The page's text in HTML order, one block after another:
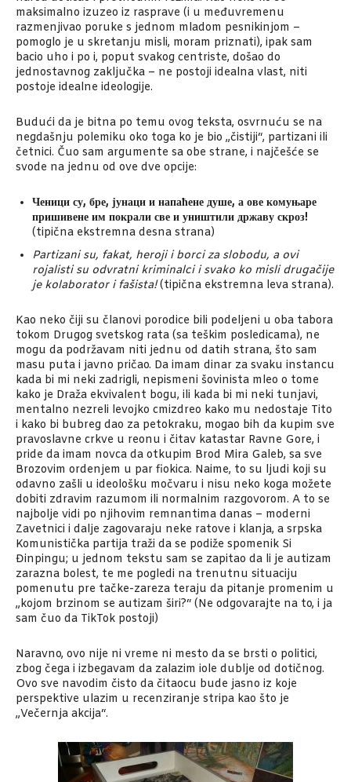
maksimalno izuzeo iz rasprave (i u međuvremenu
razmenjivao poruke s jednom mladom pesnikinjom –
pomoglo je u skretanju misli, moram priznati), ipak sam
bacio uho i po i, poput svakog centriste, došao do
jednostavnog zaključka – ne postoji idealna vlast, niti
postoje idealne ideologije.
Budući da je bitna po temu ovog teksta, osvrnuću se na
negdašnju polemiku oko toga ko je bio „čistiji“, partizani ili
četnici. Čuo sam argumente sa obe strane, i najčešće se
svode na jednu od ove dve opcije:
Ченици су, бре, јунаци и напаћене душе, а ове комуњаре
пришивене им покрали све и уништили државу скроз!
(tipična ekstremna desna strana)
Partizani su, fakat, heroji i borci za slobodu, a ovi
rojalisti su odvratni kriminalci i svako ko misli drugačije
je kolaborator i fašista!(tipična ekstremna leva strana).
Kao neko čiji su članovi porodice bili podeljeni u oba tabora
tokom Drugog svetskog rata (sa teškim posledicama), ne
mogu da podržavam niti jednu od datih strana, što sam
masu puta i javno pričao. Da imam dinar za svaku instancu
kada bi mi neki zadrigli, nepismeni šovinista mleo o tome
kako je Draža ekvivalent bogu, ili kada bi mi neki tunjavi,
mentalno nezreli levojko cmizdreo kako mu nedostaje Tito
i kako bi bubreg dao za petokraku, mogao bih da kupim sve
pravoslavne crkve u reonu i čitav katastar Ravne Gore, i
pride da imam novca da otkupim Brod Mira Galeb, sa sve
Brozovim ordenjem u par fiokica. Naime, to su ljudi koji su
odavno zašli u ideološku močvaru i nisu neko koga možete
dobiti zdravim razumom ili normalnim razgovorom. A to se
najbolje vidi po njihovim remnantima danas – moderni
Zavetnici i dalje zagovaraju neke ratove i klanja, a srpska
Komunistička partija traži da se podiže spomenik Si
Đinpingu; u jednom tekstu sam se zapitao da li je autizam
zarazna bolest, te me pogledi na trenutnu situaciju
pomenutu pre tačke-zareza teraju da pitanje promenim u
„kojom brzinom se autizam širi?“ (Ne odgovarajte na to, i ja
sam čuo da TikTok postoji)
Naravno, ovo nije ni vreme ni mesto da se brsti o politici,
zbog čega i izbegavam da zalazim iole dublje od dotičnog.
Ovo sve navodim čisto da čitaocu bude jasno iz koje
perspektive ulazim u recenziranje stripa kao što je
„Večernja akcija“.